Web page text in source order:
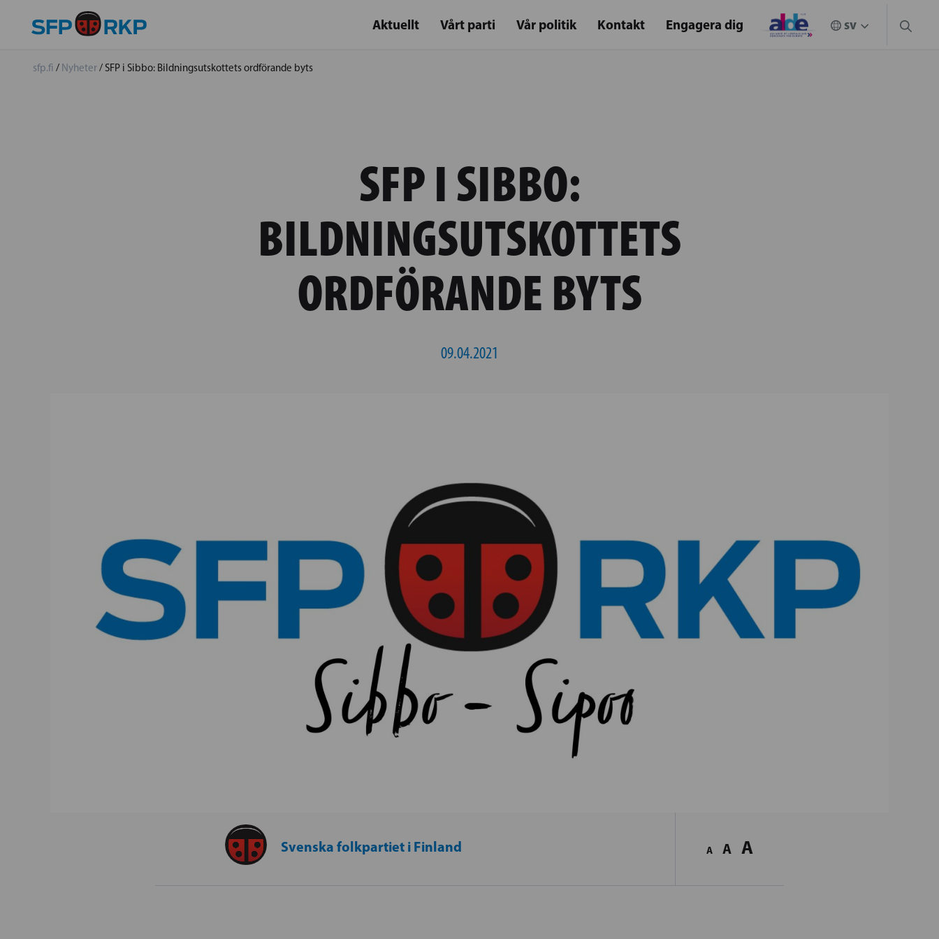
Aktuellt Vårt parti Vår politik Kontakt Engagera dig
sfp.fi / Nyheter/ SFP i Sibbo: Bildningsutskottets ordförande byts
SFP I SIBBO:
BILDNINGSUTSKOTTETS
ORDFÖRANDE BYTS
09.04.2021
Svenska folkpartiet i Finland A A A